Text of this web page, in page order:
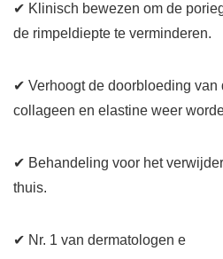
✔ Klinisch bewezen om de
de rimpeldiepte te verminderen.
✔ Verhoogt de doorbloeding van
collageen en elastine weer
✔ Behandeling voor het
thuis.
✔ Nr. 1 van dermatologen e